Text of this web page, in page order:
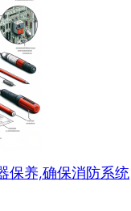
保养,确保消防系统